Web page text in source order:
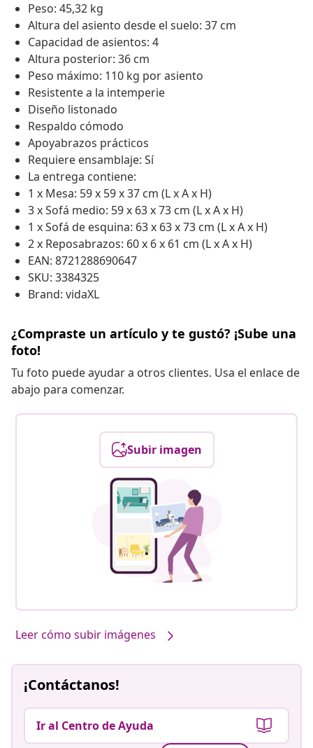
Peso: 45,32 kg
Altura del asiento desde el suelo: 37 cm
Capacidad de asientos: 4
Altura posterior: 36 cm
Peso máximo: 110 kg por asiento
Resistente a la intemperie
Diseño listonado
Respaldo cómodo
Apoyabrazos prácticos
Requiere ensamblaje: Sí
La entrega contiene:
1 x Mesa: 59 x 59 x 37 cm (L x A x H)
3 x Sofá medio: 59 x 63 x 73 cm (L x A x H)
1 x Sofá de esquina: 63 x 63 x 73 cm (L x A x H)
2 x Reposabrazos: 60 x 6 x 61 cm (L x A x H)
EAN: 8721288690647
SKU: 3384325
Brand: vidaXL
¿Compraste un artículo y te gustó? ¡Sube una
foto!
Tu foto puede ayudar a otros clientes. Usa el enlace de
abajo para comenzar.
Subir imagen
Leer cómo subir imágenes
¡Contáctanos!
Ir al Centro de Ayuda